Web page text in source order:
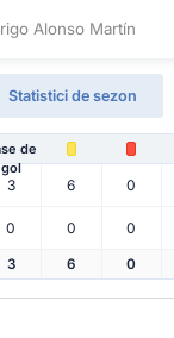
Alonso Martín
Statistici de sezon
de
gol
3 6 0
0 0 0
3 6 0